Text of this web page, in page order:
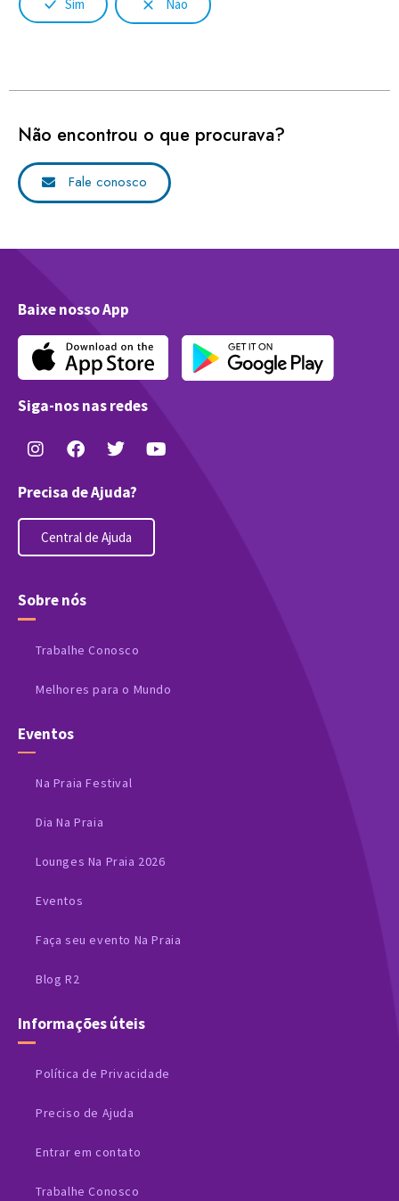
Sim Não
Não encontrou o que procurava?
Fale conosco
Baixe nosso App
Siga-nos nas redes
Precisa de Ajuda?
Central de Ajuda
Sobre nós
Trabalhe Conosco
Melhores para o Mundo
Eventos
Na Praia Festival
Dia Na Praia
Lounges Na Praia 2026
Eventos
Faça seu evento Na Praia
Blog R2
Informações úteis
Política de Privacidade
Preciso de Ajuda
Entrar em contato
Trabalhe Conosco